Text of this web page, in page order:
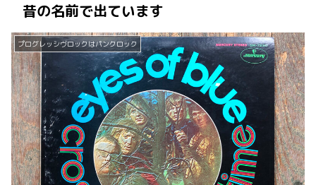
昔の名前で出ています
プログレッシヴロックはパンクロック